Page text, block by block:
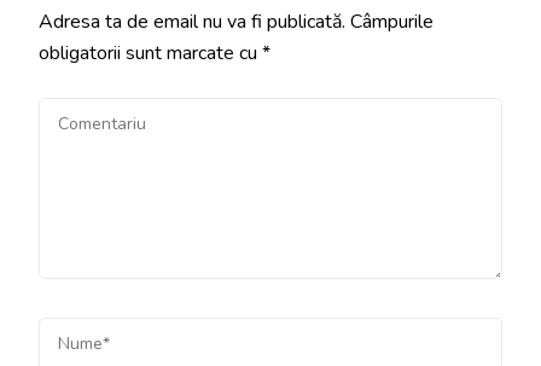
Adresa ta de email nu va fi publicată. Câmpurile
obligatorii sunt marcate cu *